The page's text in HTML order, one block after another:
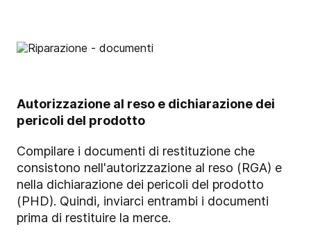
Autorizzazione al reso e dichiarazione dei
pericoli del prodotto
Compilare i documenti di restituzione che
consistono nell'autorizzazione al reso (RGA) e
nella dichiarazione dei pericoli del prodotto
(PHD). Quindi, inviarci entrambi i documenti
prima di restituire la merce.